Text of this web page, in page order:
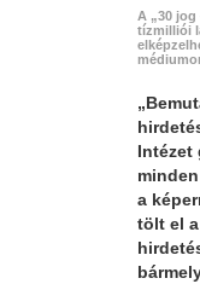
A „30
tízmilliói
Intézet
a
tölt el